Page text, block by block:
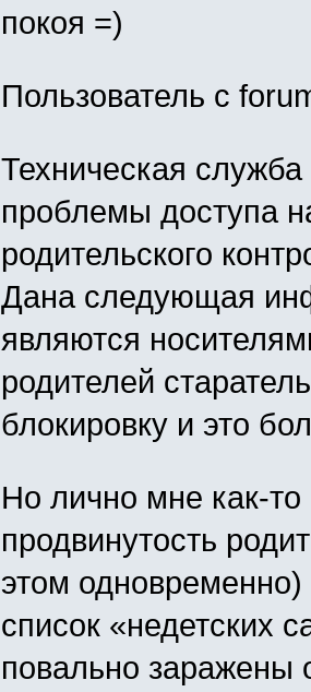
покоя =)
Пользователь с
Техническая
проблемы доступа
родительского
Дана следующая
являются
родителей
блокировку и это
Но лично мне как-то
продвинутость
этом одновременно)
список «недетских
повально заражены